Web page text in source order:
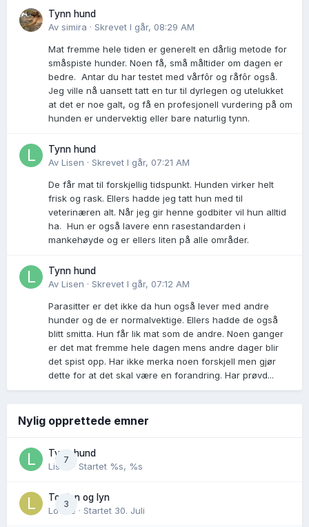
Tynn hund
Av simira · Skrevet I går, 08:29 AM
Mat fremme hele tiden er generelt en dårlig metode for
småspiste hunder. Noen få, små måltider om dagen er
bedre. Antar du har testet med vårfôr og råfôr også.
Jeg ville nå uansett tatt en tur til dyrlegen og utelukket
at det er noe galt, og få en profesjonell vurdering på om
hunden er undervektig eller bare naturlig tynn.
Tynn hund
Av Lisen · Skrevet I går, 07:21 AM
De får mat til forskjellig tidspunkt. Hunden virker helt
frisk og rask. Ellers hadde jeg tatt hun med til
veterinæren alt. Når jeg gir henne godbiter vil hun alltid
ha. Hun er også lavere enn rasestandarden i
mankehøyde og er ellers liten på alle områder.
Tynn hund
Av Lisen · Skrevet I går, 07:12 AM
Parasitter er det ikke da hun også lever med andre
hunder og de er normalvektige. Ellers hadde de også
blitt smitta. Hun får lik mat som de andre. Noen ganger
er det mat fremme hele dagen mens andre dager blir
det spist opp. Har ikke merka noen forskjell men gjør
dette for at det skal være en forandring. Har prøvd...
Nylig opprettede emner
7
Tynn hund
Lisen
· Startet %s, %s
3
Torden og lyn
Lovise · Startet 30. Juli